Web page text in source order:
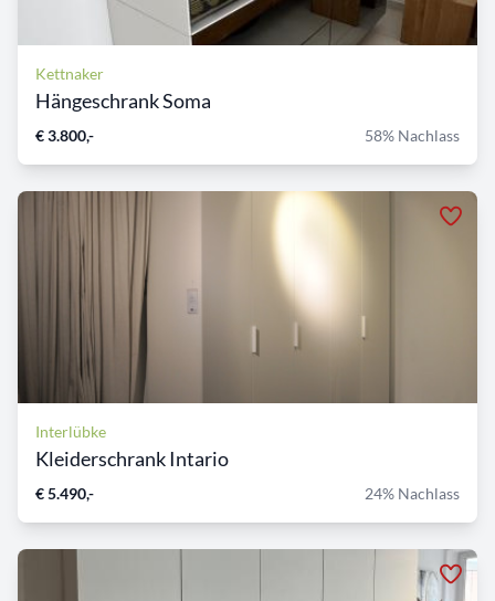
Kettnaker
Hängeschrank Soma
€ 3.800,- 58% Nachlass
Interlübke
Kleiderschrank Intario
€ 5.490,- 24% Nachlass